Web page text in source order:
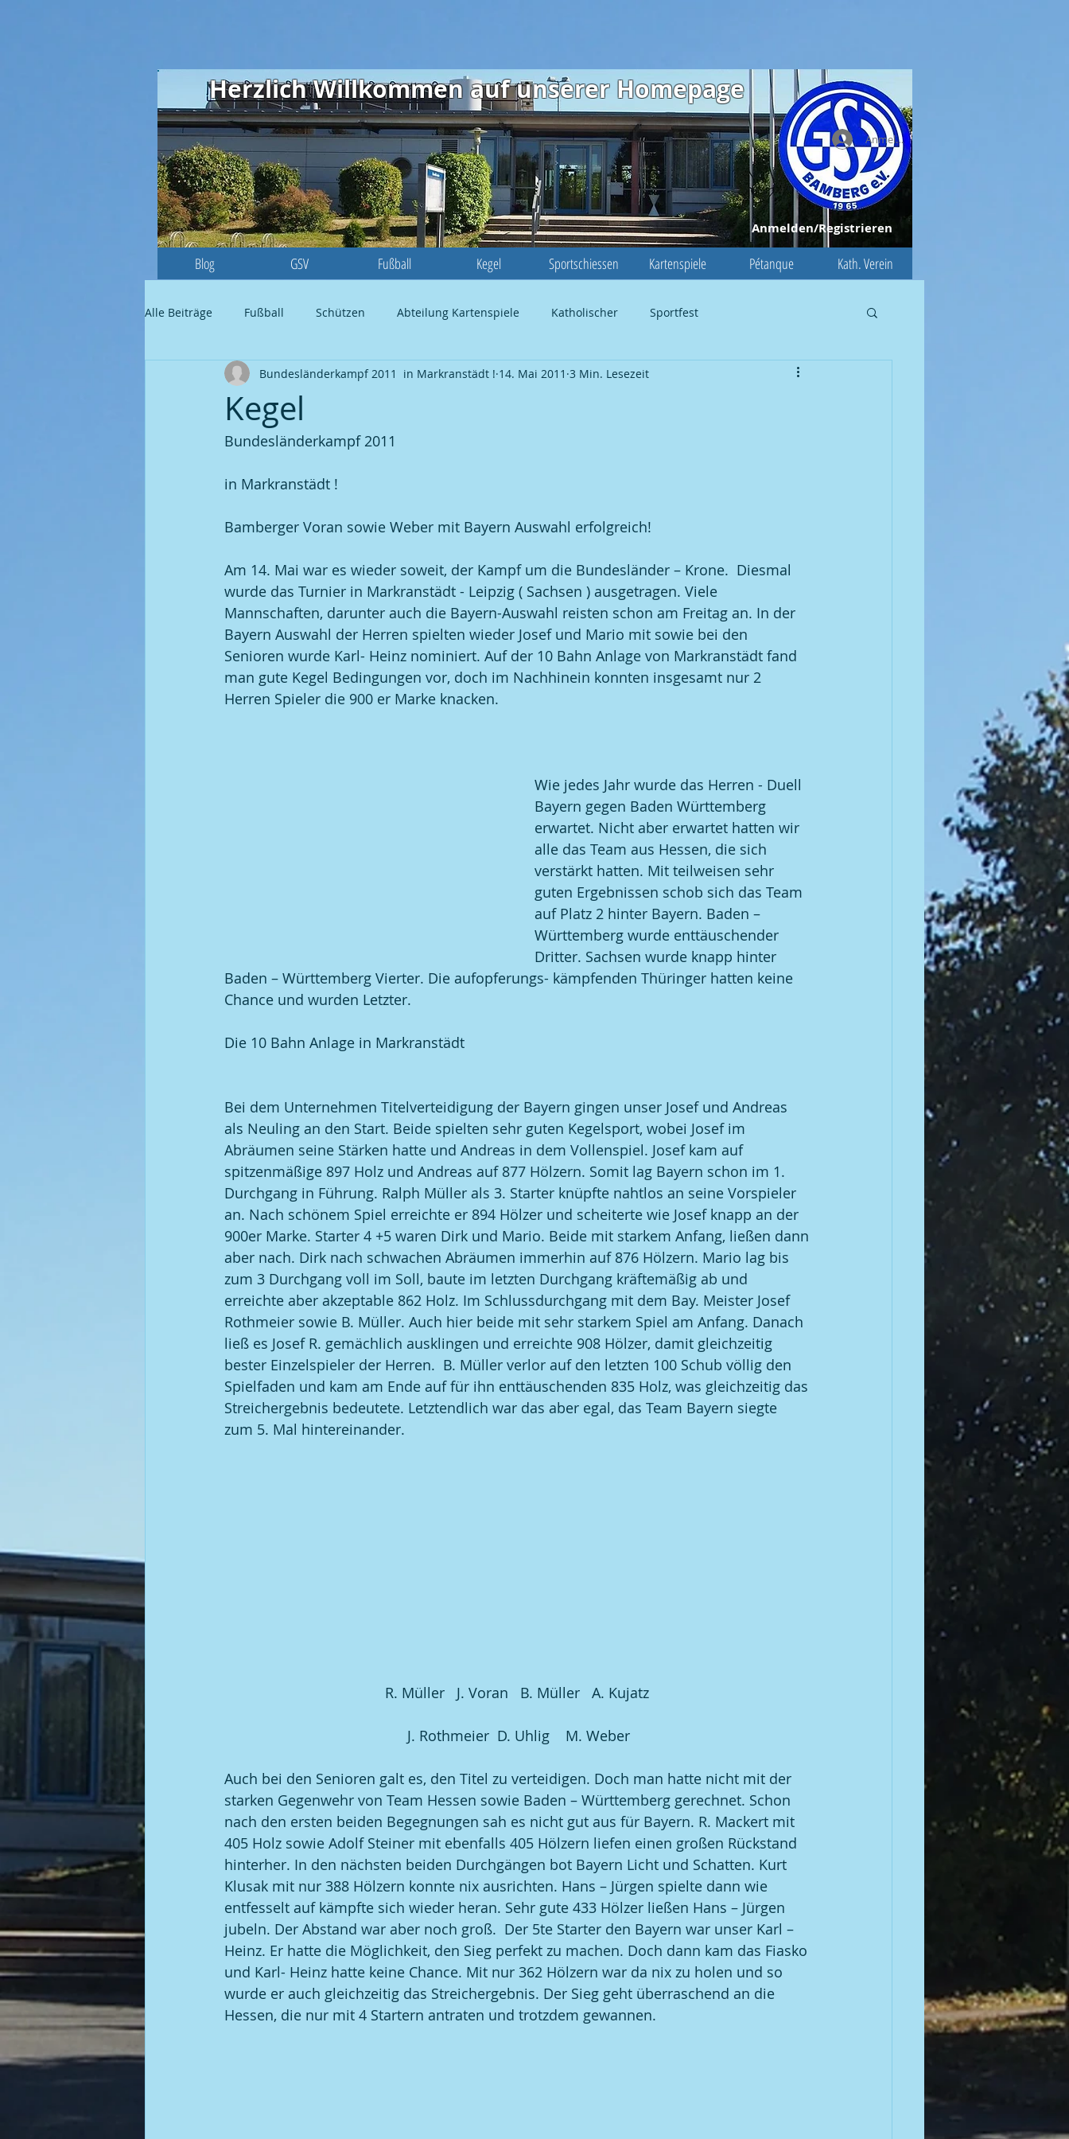
Anmelden/Registrieren
Blog GSV Fußball Kegel Sportschiessen Kartenspiele Pétanque Kath. Verein
Herzlich Willkommen auf unserer Homepage
Anmelden
Alle Beiträge Fußball Schützen Abteilung Kartenspiele Katholischer Sportfest
Ortsverband Seniorengruppe Ortsverband Frauentreff Ortsverband Veranstaltung
Fußball | Saison 2008 / 09 Pokalmeisterschaft 2009
Fußball | Saison 2011 / 12 Pokalmeisterschaft 2013 Fußball | Saison 2013 / 14 Pokalmeisterschaft 2014
Fußball | Saison 2014 / 15 Pokalmeisterschaft 2015 Fußball | Saison 2015 / 16 Pokalmeisterschaft 2016
Fußball | Saison 2016 / 17 Pokalmeisterschaft 2017
Kegel
Bundesländerkampf 2011 in Markranstädt ! 14. Mai 2011 3 Min. Lesezeit
Bundesländerkampf 2011
in Markranstädt !
Bamberger Voran sowie Weber mit Bayern Auswahl erfolgreich!
Am 14. Mai war es wieder soweit, der Kampf um die Bundesländer – Krone.  Diesmal
wurde das Turnier in Markranstädt - Leipzig ( Sachsen ) ausgetragen. Viele
Mannschaften, darunter auch die Bayern-Auswahl reisten schon am Freitag an. In der
Bayern Auswahl der Herren spielten wieder Josef und Mario mit sowie bei den
Senioren wurde Karl- Heinz nominiert. Auf der 10 Bahn Anlage von Markranstädt fand
man gute Kegel Bedingungen vor, doch im Nachhinein konnten insgesamt nur 2
Herren Spieler die 900 er Marke knacken.
Wie jedes Jahr wurde das Herren - Duell
Bayern gegen Baden Württemberg
erwartet. Nicht aber erwartet hatten wir
alle das Team aus Hessen, die sich
verstärkt hatten. Mit teilweisen sehr
guten Ergebnissen schob sich das Team
auf Platz 2 hinter Bayern. Baden –
Württemberg wurde enttäuschender
Dritter. Sachsen wurde knapp hinter
Baden – Württemberg Vierter. Die aufopferungs- kämpfenden Thüringer hatten keine
Chance und wurden Letzter.
Die 10 Bahn Anlage in Markranstädt
Bei dem Unternehmen Titelverteidigung der Bayern gingen unser Josef und Andreas
als Neuling an den Start. Beide spielten sehr guten Kegelsport, wobei Josef im
Abräumen seine Stärken hatte und Andreas in dem Vollenspiel. Josef kam auf
spitzenmäßige 897 Holz und Andreas auf 877 Hölzern. Somit lag Bayern schon im 1.
Durchgang in Führung. Ralph Müller als 3. Starter knüpfte nahtlos an seine Vorspieler
an. Nach schönem Spiel erreichte er 894 Hölzer und scheiterte wie Josef knapp an der
900er Marke. Starter 4 +5 waren Dirk und Mario. Beide mit starkem Anfang, ließen dann
aber nach. Dirk nach schwachen Abräumen immerhin auf 876 Hölzern. Mario lag bis
zum 3 Durchgang voll im Soll, baute im letzten Durchgang kräftemäßig ab und
erreichte aber akzeptable 862 Holz. Im Schlussdurchgang mit dem Bay. Meister Josef
Rothmeier sowie B. Müller. Auch hier beide mit sehr starkem Spiel am Anfang. Danach
ließ es Josef R. gemächlich ausklingen und erreichte 908 Hölzer, damit gleichzeitig
bester Einzelspieler der Herren.  B. Müller verlor auf den letzten 100 Schub völlig den
Spielfaden und kam am Ende auf für ihn enttäuschenden 835 Holz, was gleichzeitig das
Streichergebnis bedeutete. Letztendlich war das aber egal, das Team Bayern siegte
zum 5. Mal hintereinander.
R. Müller   J. Voran   B. Müller   A. Kujatz
J. Rothmeier  D. Uhlig    M. Weber
Auch bei den Senioren galt es, den Titel zu verteidigen. Doch man hatte nicht mit der
starken Gegenwehr von Team Hessen sowie Baden – Württemberg gerechnet. Schon
nach den ersten beiden Begegnungen sah es nicht gut aus für Bayern. R. Mackert mit
405 Holz sowie Adolf Steiner mit ebenfalls 405 Hölzern liefen einen großen Rückstand
hinterher. In den nächsten beiden Durchgängen bot Bayern Licht und Schatten. Kurt
Klusak mit nur 388 Hölzern konnte nix ausrichten. Hans – Jürgen spielte dann wie
entfesselt auf kämpfte sich wieder heran. Sehr gute 433 Hölzer ließen Hans – Jürgen
jubeln. Der Abstand war aber noch groß.  Der 5te Starter den Bayern war unser Karl –
Heinz. Er hatte die Möglichkeit, den Sieg perfekt zu machen. Doch dann kam das Fiasko
und Karl- Heinz hatte keine Chance. Mit nur 362 Hölzern war da nix zu holen und so
wurde er auch gleichzeitig das Streichergebnis. Der Sieg geht überraschend an die
Hessen, die nur mit 4 Startern antraten und trotzdem gewannen.